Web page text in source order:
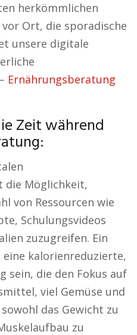
herkömmlichen
Ort, die sporadische
unsere digitale
Ernährungsberatung
Zeit während
die Möglichkeit,
von Ressourcen wie
Schulungsvideos
zuzugreifen. Ein
kalorienreduzierte,
sein, die den Fokus auf
viel Gemüse und
das Gewicht zu
zu